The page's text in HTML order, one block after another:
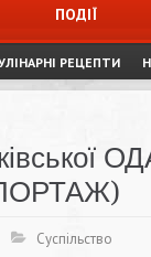
ПОДІЇ
РЕЦЕПТИ
Суспільство